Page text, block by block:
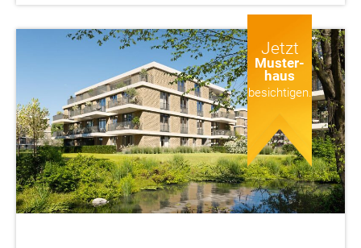
sofort
bezugs-
Jetzt
Muster-
haus
besichtigen.